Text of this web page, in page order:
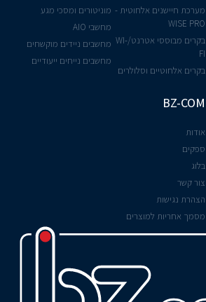
מערכת חיישנים אלחוטית -
WISE PRO
בקרים מבוססי אטרנט/WI-
FI
בקרים אלחוטיים וסלולרים
מוניטורים ומסכי מגע
מחשבי AIO
מחשבים ניידים מוקשחים
מחשבים נייחים ייעודיים
BZ-COM
אודות
ספקים
בלוג
צור קשר
הצהרת נגישות
מסמך אחריות למוצרים